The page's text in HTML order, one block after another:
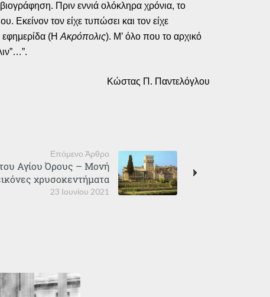
Πριν εννιά ολόκληρα χρόνια, το
Εκείνον τον είχε τυπώσει και τον είχε
εφημερίδα (Η Ακρόπολις). Μ’ όλο που το αρχικό
Κώστας Π. Παντελόγλου
Επόμενο Άρθρο
23 Ιουνίου 2021
Αγίου Όρους – Μονή
χρυσοκεντήματα